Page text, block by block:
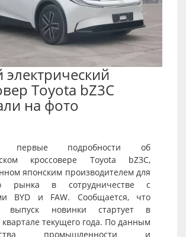
Toyota bZ3C
на фото
первые подробности об
кроссовере Toyota bZ3C,
японским производителем для
рынка в сотрудничестве с
BYD и FAW. Сообщается, что
выпуск новинки стартует в
текущего года. По данным
промышленности и